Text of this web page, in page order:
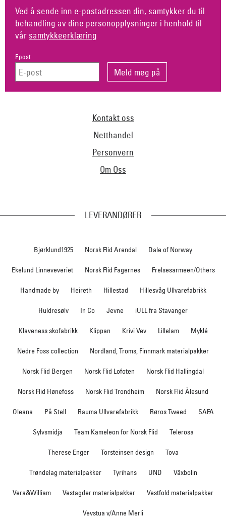
Ved å sende inn e-postadressen din, samtykker du til
behandling av dine personopplysninger i henhold til
vår samtykkeerklæring
Epost
Kontakt oss
Netthandel
Personvern
Om Oss
LEVERANDØRER
Bjørklund1925 Norsk Flid Arendal Dale of Norway
Ekelund Linneveveriet Norsk Flid Fagernes Frelsesarmeen/Others
Handmade by Heireth Hillestad Hillesvåg Ullvarefabrikk
Huldresølv In Co Jevne iULL fra Stavanger
Klaveness skofabrikk Klippan Krivi Vev Lillelam Myklé
Nedre Foss collection Nordland, Troms, Finnmark materialpakker
Norsk Flid Bergen Norsk Flid Lofoten Norsk Flid Hallingdal
Norsk Flid Hønefoss Norsk Flid Trondheim Norsk Flid Ålesund
Oleana På Stell Rauma Ullvarefabrikk Røros Tweed SAFA
Sylvsmidja Team Kameleon for Norsk Flid Telerosa
Therese Enger Torsteinsen design Tova
Trøndelag materialpakker Tyrihans UND Växbolin
Vera&William Vestagder materialpakker Vestfold materialpakker
Vevstua v/Anne Merli